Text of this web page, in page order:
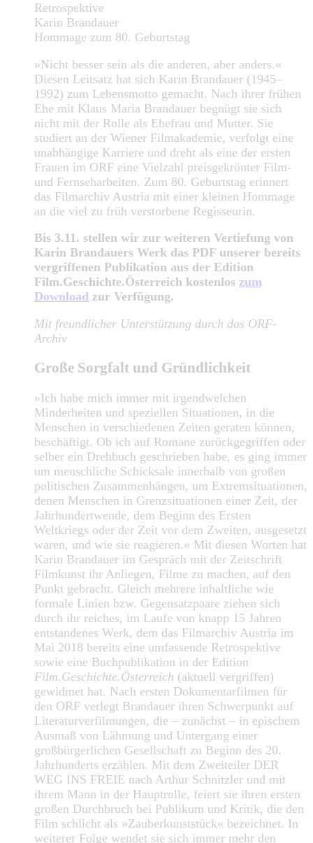
Retrospektive
Karin Brandauer
Hommage zum 80. Geburtstag
»Nicht besser sein als die anderen, aber anders.«
Diesen Leitsatz hat sich Karin Brandauer (1945–
1992) zum Lebensmotto gemacht. Nach ihrer frühen
Ehe mit Klaus Maria Brandauer begnügt sie sich
nicht mit der Rolle als Ehefrau und Mutter. Sie
studiert an der Wiener Filmakademie, verfolgt eine
unabhängige Karriere und dreht als eine der ersten
Frauen im ORF eine Vielzahl preisgekrönter Film-
und Fernseharbeiten. Zum 80. Geburtstag erinnert
das Filmarchiv Austria mit einer kleinen Hommage
an die viel zu früh verstorbene Regisseurin.
Bis 3.11. stellen wir zur weiteren Vertiefung von
Karin Brandauers Werk das PDF unserer bereits
vergriffenen Publikation aus der Edition
Film.Geschichte.Österreich kostenlos zum
Download zur Verfügung.
Mit freundlicher Unterstützung durch das ORF-
Archiv
Große Sorgfalt und Gründlichkeit
»Ich habe mich immer mit irgendwelchen
Minderheiten und speziellen Situationen, in die
Menschen in verschiedenen Zeiten geraten können,
beschäftigt. Ob ich auf Romane zurückgegriffen oder
selber ein Drehbuch geschrieben habe, es ging immer
um menschliche Schicksale innerhalb von großen
politischen Zusammenhängen, um Extremsituationen,
denen Menschen in Grenzsituationen einer Zeit, der
Jahrhundertwende, dem Beginn des Ersten
Weltkriegs oder der Zeit vor dem Zweiten, ausgesetzt
waren, und wie sie reagieren.« Mit diesen Worten hat
Karin Brandauer im Gespräch mit der Zeitschrift
Filmkunst ihr Anliegen, Filme zu machen, auf den
Punkt gebracht. Gleich mehrere inhaltliche wie
formale Linien bzw. Gegensatzpaare ziehen sich
durch ihr reiches, im Laufe von knapp 15 Jahren
entstandenes Werk, dem das Filmarchiv Austria im
Mai 2018 bereits eine umfassende Retrospektive
sowie eine Buchpublikation in der Edition
Film.Geschichte.Österreich (aktuell vergriffen)
gewidmet hat. Nach ersten Dokumentarfilmen für
den ORF verlegt Brandauer ihren Schwerpunkt auf
Literaturverfilmungen, die – zunächst – in epischem
Ausmaß von Lähmung und Untergang einer
großbürgerlichen Gesellschaft zu Beginn des 20.
Jahrhunderts erzählen. Mit dem Zweiteiler DER
WEG INS FREIE nach Arthur Schnitzler und mit
ihrem Mann in der Hauptrolle, feiert sie ihren ersten
großen Durchbruch bei Publikum und Kritik, die den
Film schlicht als »Zauberkunststück« bezeichnet. In
weiterer Folge wendet sie sich immer mehr den